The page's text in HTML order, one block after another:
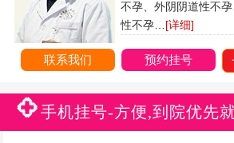
不孕、外阴阴道性不
性不孕… [详细]
联系我们 预约挂号
手机挂号-方便,到院优先就